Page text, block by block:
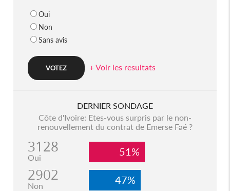
Oui
Non
Sans avis
+ Voir les resultats
DERNIER SONDAGE
Côte d'Ivoire: Etes-vous surpris par le non-
renouvellement du contrat de Emerse Faé ?
3128
Oui 51%
2902
Non 47%